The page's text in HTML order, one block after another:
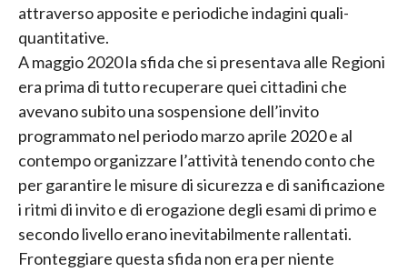
attraverso apposite e periodiche indagini quali-
quantitative.
A maggio 2020 la sfida che si presentava alle Regioni
era prima di tutto recuperare quei cittadini che
avevano subito una sospensione dell’invito
programmato nel periodo marzo aprile 2020 e al
contempo organizzare l’attività tenendo conto che
per garantire le misure di sicurezza e di sanificazione
i ritmi di invito e di erogazione degli esami di primo e
secondo livello erano inevitabilmente rallentati.
Fronteggiare questa sfida non era per niente